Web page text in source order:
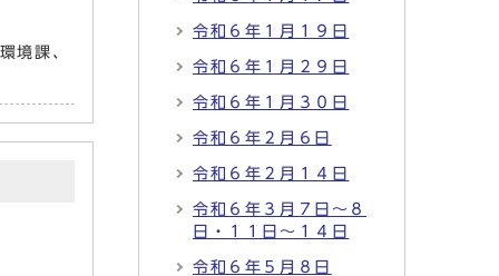
境課、
令和６年１月１９日
令和６年１月２９日
令和６年１月３０日
令和６年２月６日
令和６年２月１４日
令和６年３月７日～８
日・１１日～１４日
令和６年５月８日